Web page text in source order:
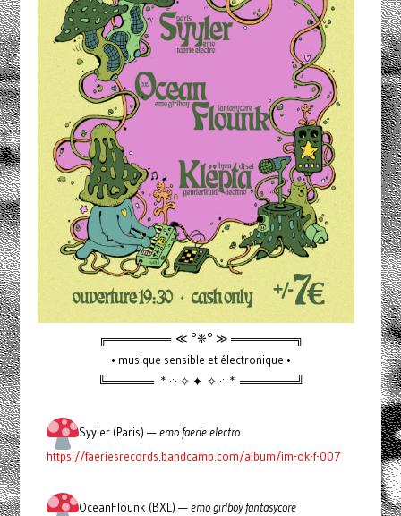
╔════════ ≪ °❈° ≫ ════════╗
• musique sensible et électronique •
╚══════ *.·:·.✧ ✦ ✧.·:·.* ═══════╝
Syyler (Paris) —emo faerie electro
https://faeriesrecords.bandcamp.com/album/im-ok-f-007
OceanFlounk (BXL) —emo girlboy fantasycore